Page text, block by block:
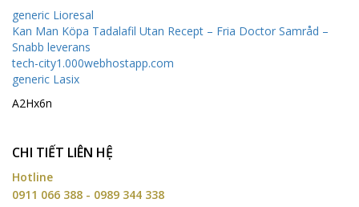
generic Lioresal
Kan Man Köpa Tadalafil Utan Recept – Fria Doctor Samråd –
Snabb leverans
tech-city1.000webhostapp.com
generic Lasix
A2Hx6n
CHI TIẾT LIÊN HỆ
Hotline
0911 066 388 - 0989 344 338